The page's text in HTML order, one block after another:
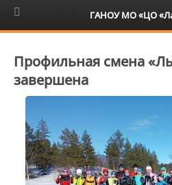
6+
Профильная смена
завершена
ГАНОУ МО «ЦО